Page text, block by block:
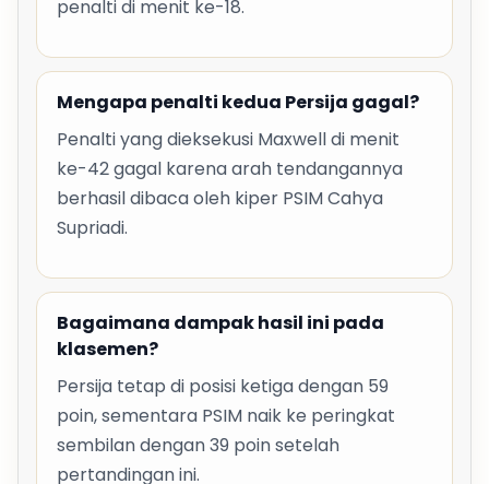
penalti di menit ke-18.
Mengapa penalti kedua Persija gagal?
Penalti yang dieksekusi Maxwell di menit
ke-42 gagal karena arah tendangannya
berhasil dibaca oleh kiper PSIM Cahya
Supriadi.
Bagaimana dampak hasil ini pada
klasemen?
Persija tetap di posisi ketiga dengan 59
poin, sementara PSIM naik ke peringkat
sembilan dengan 39 poin setelah
pertandingan ini.